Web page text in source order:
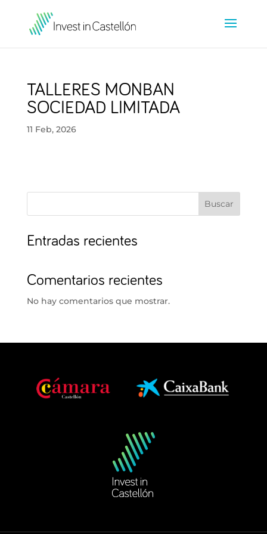
TALLERES MONBAN
SOCIEDAD LIMITADA
11 Feb, 2026
Buscar
Entradas recientes
Comentarios recientes
No hay comentarios que mostrar.